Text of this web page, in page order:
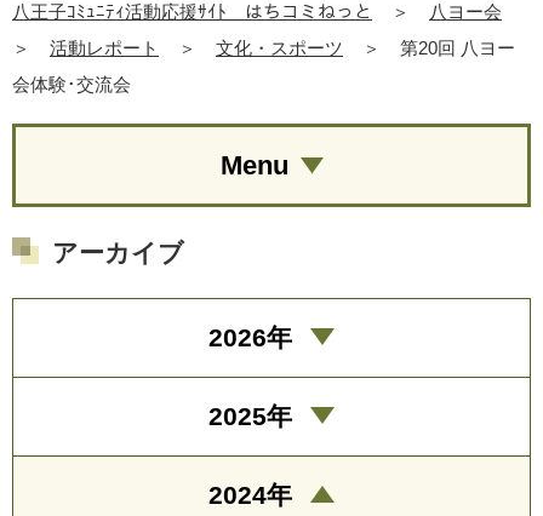
八王子ｺﾐｭﾆﾃｨ活動応援ｻｲﾄ はちコミねっと ＞
八ヨー会
＞
活動レポート ＞ 文化・スポーツ ＞
第20回 八ヨー
会体験･交流会
Menu
アーカイブ
2026年
2025年
2024年